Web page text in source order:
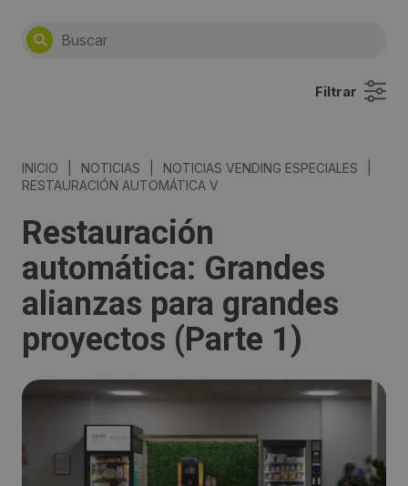
Filtrar
INICIO NOTICIAS NOTICIAS VENDING ESPECIALES
RESTAURACIÓN AUTOMÁTICA V
Restauración
automática: Grandes
alianzas para grandes
proyectos (Parte 1)